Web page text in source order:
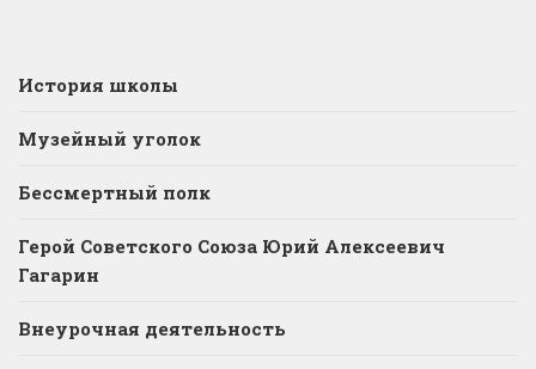
История школы
Музейный уголок
Бессмертный полк
Герой Советского Союза Юрий Алексеевич
Гагарин
Внеурочная деятельность